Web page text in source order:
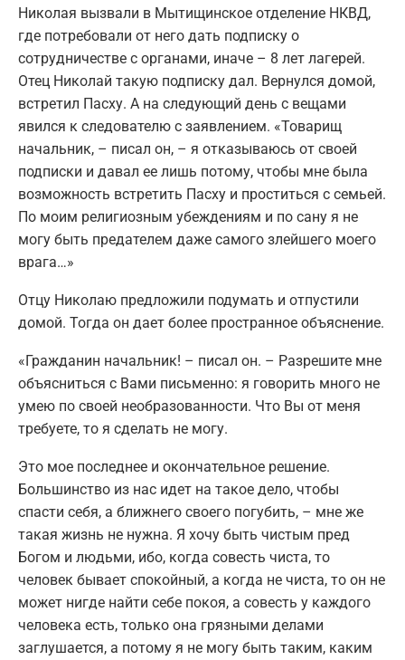
Николая вызвали в Мытищинское отделение НКВД,
где потребовали от него дать подписку о
сотрудничестве с органами, иначе – 8 лет лагерей.
Отец Николай такую подписку дал. Вернулся домой,
встретил Пасху. А на следующий день с вещами
явился к следователю с заявлением. «Товарищ
начальник, – писал он, – я отказываюсь от своей
подписки и давал ее лишь потому, чтобы мне была
возможность встретить Пасху и проститься с семьей.
По моим религиозным убеждениям и по сану я не
могу быть предателем даже самого злейшего моего
врага…»
Отцу Николаю предложили подумать и отпустили
домой. Тогда он дает более пространное объяснение.
«Гражданин начальник! – писал он. – Разрешите мне
объясниться с Вами письменно: я говорить много не
умею по своей необразованности. Что Вы от меня
требуете, то я сделать не могу.
Это мое последнее и окончательное решение.
Большинство из нас идет на такое дело, чтобы
спасти себя, а ближнего своего погубить, – мне же
такая жизнь не нужна. Я хочу быть чистым пред
Богом и людьми, ибо, когда совесть чиста, то
человек бывает спокойный, а когда не чиста, то он не
может нигде найти себе покоя, а совесть у каждого
человека есть, только она грязными делами
заглушается, а потому я не могу быть таким, каким